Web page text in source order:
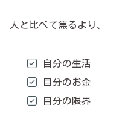
人と比べて焦るより、
自分の生活
自分のお金
自分の限界